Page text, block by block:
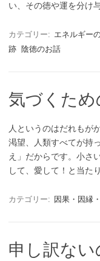
い、その徳や運を分け
カテゴリー: エネルギー
跡 陰徳のお話
気づくため
人というのはだれもが
渇望、人類すべてが持
え」だからです。小さ
して、愛して！と当た
カテゴリー: 因果・因縁
申し訳ない